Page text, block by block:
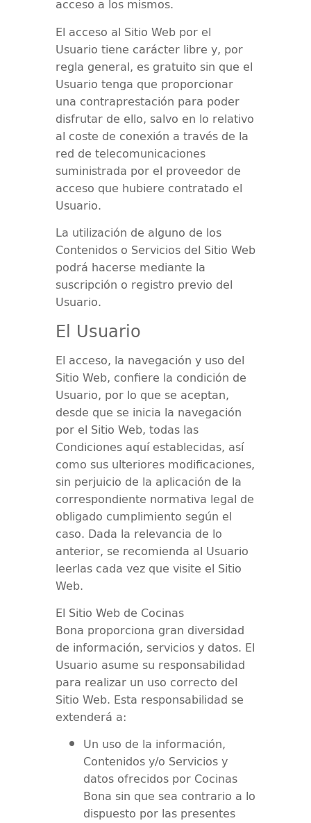
acceso a los mismos.
El acceso al Sitio Web por el
Usuario tiene carácter libre y, por
regla general, es gratuito sin que el
Usuario tenga que proporcionar
una contraprestación para poder
disfrutar de ello, salvo en lo relativo
al coste de conexión a través de la
red de telecomunicaciones
suministrada por el proveedor de
acceso que hubiere contratado el
Usuario.
La utilización de alguno de los
Contenidos o Servicios del Sitio Web
podrá hacerse mediante la
suscripción o registro previo del
Usuario.
El Usuario
El acceso, la navegación y uso del
Sitio Web, confiere la condición de
Usuario, por lo que se aceptan,
desde que se inicia la navegación
por el Sitio Web, todas las
Condiciones aquí establecidas, así
como sus ulteriores modificaciones,
sin perjuicio de la aplicación de la
correspondiente normativa legal de
obligado cumplimiento según el
caso. Dada la relevancia de lo
anterior, se recomienda al Usuario
leerlas cada vez que visite el Sitio
Web.
El Sitio Web de Cocinas
Bona proporciona gran diversidad
de información, servicios y datos. El
Usuario asume su responsabilidad
para realizar un uso correcto del
Sitio Web. Esta responsabilidad se
extenderá a:
Un uso de la información,
Contenidos y/o Servicios y
datos ofrecidos por Cocinas
Bona sin que sea contrario a lo
dispuesto por las presentes